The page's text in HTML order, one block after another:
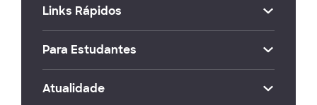
Links Rápidos
Para Estudantes
Atualidade